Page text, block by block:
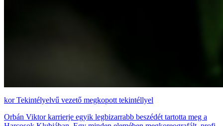
Tekintélyelvű vezető megkopott tekintéllyel
Orbán Viktor karrierje egyik legbizarrabb beszédét tartotta meg a